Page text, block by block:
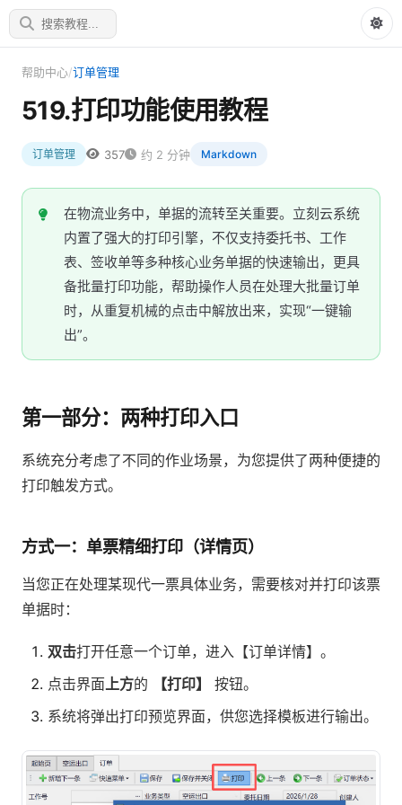
帮助中心/订单管理
519.打印功能使用教程
订单管理 357 约 2 分钟 Markdown
在物流业务中，单据的流转至关重要。立刻云系统
内置了强大的打印引擎，不仅支持委托书、工作
表、签收单等多种核心业务单据的快速输出，更具
备批量打印功能，帮助操作人员在处理大批量订单
时，从重复机械的点击中解放出来，实现“一键输
出”。
第一部分：两种打印入口
系统充分考虑了不同的作业场景，为您提供了两种便捷的
打印触发方式。
方式一：单票精细打印（详情页）
当您正在处理某现代一票具体业务，需要核对并打印该票
单据时：
双击打开任意一个订单，进入【订单详情】。
点击界面上方的 【打印】
按钮。
系统将弹出打印预览界面，供您选择模板进行输出。